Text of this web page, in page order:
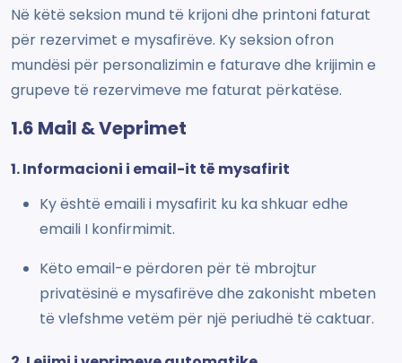
Në këtë seksion mund të krijoni dhe printoni faturat
për rezervimet e mysafirëve. Ky seksion ofron
mundësi për personalizimin e faturave dhe krijimin e
grupeve të rezervimeve me faturat përkatëse.
1.6 Mail & Veprimet
1. Informacioni i email-it të mysafirit
Ky është emaili i mysafirit ku ka shkuar edhe
emaili I konfirmimit.
Këto email-e përdoren për të mbrojtur
privatësinë e mysafirëve dhe zakonisht mbeten
të vlefshme vetëm për një periudhë të caktuar.